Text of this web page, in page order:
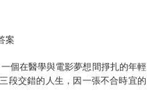
案
個在醫學與電影夢想間掙扎的年輕
交錯的人生，因一張不合時宜的